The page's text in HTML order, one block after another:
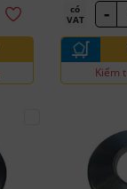
có
VAT
-
Kiểm